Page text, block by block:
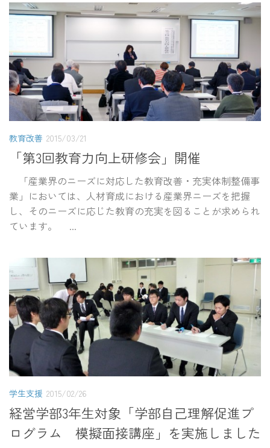
教育改善 2015/03/21
「第3回教育力向上研修会」開催
「産業界のニーズに対応した教育改善・充実体制整備事
業」においては、人材育成における産業界ニーズを把握
し、そのニーズに応じた教育の充実を図ることが求められ
ています。 ...
学生支援 2015/02/26
経営学部3年生対象「学部自己理解促進プ
ログラム 模擬面接講座」を実施しました